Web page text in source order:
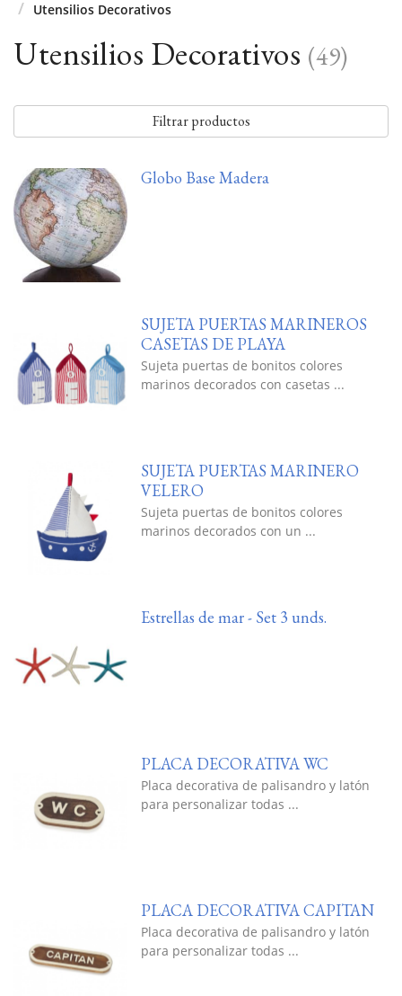
Utensilios Decorativos
Utensilios Decorativos (49)
Filtrar productos
Globo Base Madera
SUJETA PUERTAS MARINEROS
CASETAS DE PLAYA
Sujeta puertas de bonitos colores
marinos decorados con casetas ...
SUJETA PUERTAS MARINERO
VELERO
Sujeta puertas de bonitos colores
marinos decorados con un ...
Estrellas de mar - Set 3 unds.
PLACA DECORATIVA WC
Placa decorativa de palisandro y latón
para personalizar todas ...
PLACA DECORATIVA CAPITAN
Placa decorativa de palisandro y latón
para personalizar todas ...